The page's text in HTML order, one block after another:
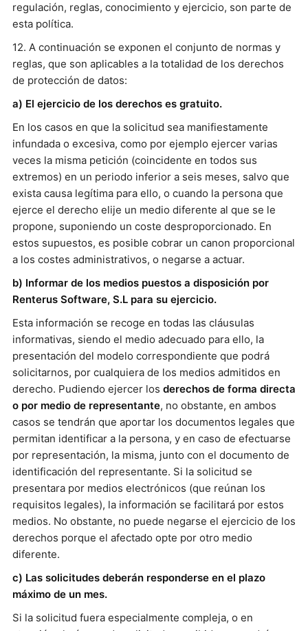
regulación, reglas, conocimiento y ejercicio, son parte de
esta política.
12. A continuación se exponen el conjunto de normas y
reglas, que son aplicables a la totalidad de los derechos
de protección de datos:
a) El ejercicio de los derechos es gratuito.
En los casos en que la solicitud sea manifiestamente
infundada o excesiva, como por ejemplo ejercer varias
veces la misma petición (coincidente en todos sus
extremos) en un periodo inferior a seis meses, salvo que
exista causa legítima para ello, o cuando la persona que
ejerce el derecho elije un medio diferente al que se le
propone, suponiendo un coste desproporcionado. En
estos supuestos, es posible cobrar un canon proporcional
a los costes administrativos, o negarse a actuar.
b) Informar de los medios puestos a disposición por
Renterus Software, S.L para su ejercicio.
Esta información se recoge en todas las cláusulas
informativas, siendo el medio adecuado para ello, la
presentación del modelo correspondiente que podrá
solicitarnos, por cualquiera de los medios admitidos en
derecho. Pudiendo ejercer los derechos de forma directa
o por medio de representante, no obstante, en ambos
casos se tendrán que aportar los documentos legales que
permitan identificar a la persona, y en caso de efectuarse
por representación, la misma, junto con el documento de
identificación del representante. Si la solicitud se
presentara por medios electrónicos (que reúnan los
requisitos legales), la información se facilitará por estos
medios. No obstante, no puede negarse el ejercicio de los
derechos porque el afectado opte por otro medio
diferente.
c) Las solicitudes deberán responderse en el plazo
máximo de un mes.
Si la solicitud fuera especialmente compleja, o en